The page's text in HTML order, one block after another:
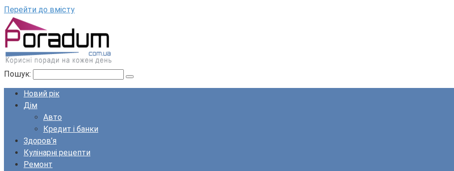
Перейти до вмісту
Пошук:
Новий рік
Дім
Авто
Кредит і банки
Здоров’я
Кулінарні рецепти
Ремонт